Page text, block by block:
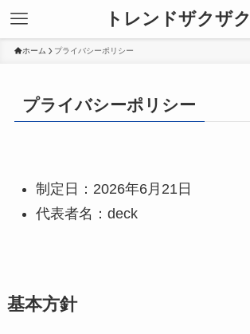
トレンドザクザク
ホーム プライバシーポリシー
プライバシーポリシー
制定日：2026年6月21日
代表者名：deck
基本方針